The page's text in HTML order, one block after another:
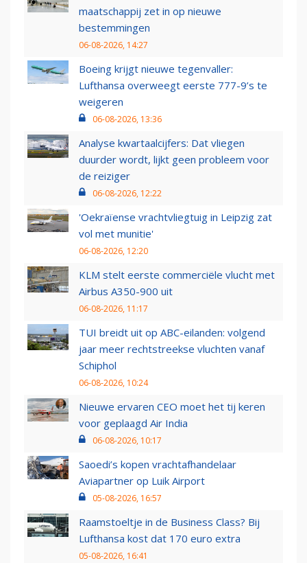
maatschappij zet in op nieuwe
bestemmingen
06-08-2026, 14:27
Boeing krijgt nieuwe tegenvaller:
Lufthansa overweegt eerste 777-9’s te
weigeren
06-08-2026, 13:36
Analyse kwartaalcijfers: Dat vliegen
duurder wordt, lijkt geen probleem voor
de reiziger
06-08-2026, 12:22
'Oekraïense vrachtvliegtuig in Leipzig zat
vol met munitie'
06-08-2026, 12:20
KLM stelt eerste commerciële vlucht met
Airbus A350-900 uit
06-08-2026, 11:17
TUI breidt uit op ABC-eilanden: volgend
jaar meer rechtstreekse vluchten vanaf
Schiphol
06-08-2026, 10:24
Nieuwe ervaren CEO moet het tij keren
voor geplaagd Air India
06-08-2026, 10:17
Saoedi’s kopen vrachtafhandelaar
Aviapartner op Luik Airport
05-08-2026, 16:57
Raamstoeltje in de Business Class? Bij
Lufthansa kost dat 170 euro extra
05-08-2026, 16:41